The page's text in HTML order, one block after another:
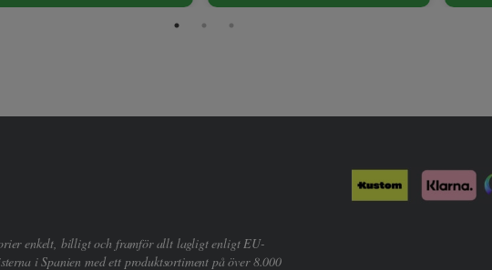
enkelt, billigt och framför allt lagligt enligt EU-
i Spanien med ett produktsortiment på över 8.000